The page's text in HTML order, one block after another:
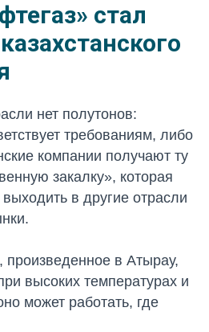
стал
нет полутонов:
требованиям, либо
компании получают ту
закалку», которая
в другие отрасли
произведенное в Атырау,
высоких температурах и
может работать, где